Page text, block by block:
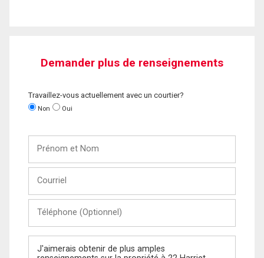
Demander plus de renseignements
Travaillez-vous actuellement avec un courtier?
Non Oui
Nom
(Optionnel)
Message